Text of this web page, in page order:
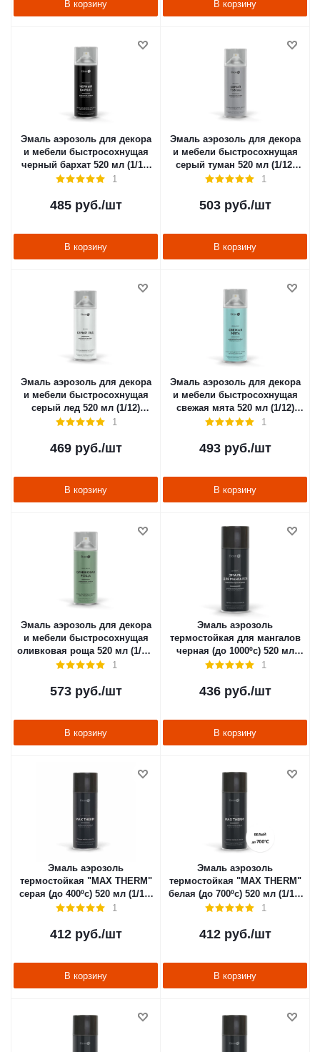
В корзину В корзину
Эмаль аэрозоль для декора
и мебели быстросохнущая
черный бархат 520 мл (1/12)
"ELCON"
1
485руб./шт
В корзину
Эмаль аэрозоль для декора
и мебели быстросохнущая
серый туман 520 мл (1/12)
"ELCON"
1
503руб./шт
В корзину
Эмаль аэрозоль для декора
и мебели быстросохнущая
серый лед 520 мл (1/12)
"ELCON"
1
469руб./шт
В корзину
Эмаль аэрозоль для декора
и мебели быстросохнущая
свежая мята 520 мл (1/12)
"ELCON"
1
493руб./шт
В корзину
Эмаль аэрозоль для декора
и мебели быстросохнущая
оливковая роща 520 мл (1/12)
"ELCON"
1
573руб./шт
В корзину
Эмаль аэрозоль
термостойкая для мангалов
черная (до 1000ºс) 520 мл
(1/12) "ELCON"1
436руб./шт
В корзину
Эмаль аэрозоль
термостойкая "MAX THERM"
серая (до 400ºс) 520 мл (1/12)
"ELCON"
1
412руб./шт
В корзину
Эмаль аэрозоль
термостойкая "MAX THERM"
белая (до 700ºс) 520 мл (1/12)
"ELCON"
1
412руб./шт
В корзину